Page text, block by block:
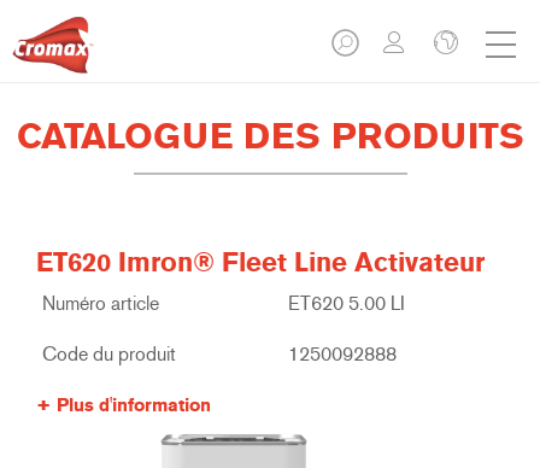
CATALOGUE DES PRODUITS
ET620 Imron® Fleet Line Activateur
Numéro article ET620 5.00 LI
Code du produit 1250092888
Plus d'information